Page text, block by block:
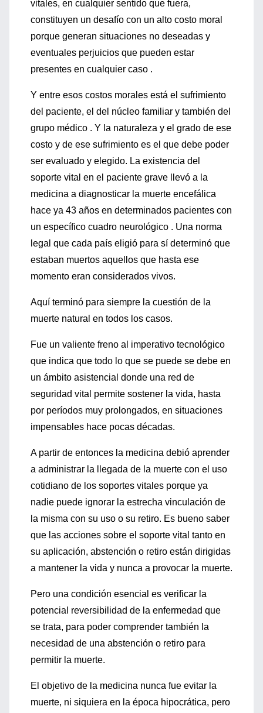
vitales, en cualquier sentido que fuera,
constituyen un desafío con un alto costo moral
porque generan situaciones no deseadas y
eventuales perjuicios que pueden estar
presentes en cualquier caso .
Y entre esos costos morales está el sufrimiento
del paciente, el del núcleo familiar y también del
grupo médico . Y la naturaleza y el grado de ese
costo y de ese sufrimiento es el que debe poder
ser evaluado y elegido. La existencia del
soporte vital en el paciente grave llevó a la
medicina a diagnosticar la muerte encefálica
hace ya 43 años en determinados pacientes con
un específico cuadro neurológico . Una norma
legal que cada país eligió para sí determinó que
estaban muertos aquellos que hasta ese
momento eran considerados vivos.
Aquí terminó para siempre la cuestión de la
muerte natural en todos los casos.
Fue un valiente freno al imperativo tecnológico
que indica que todo lo que se puede se debe en
un ámbito asistencial donde una red de
seguridad vital permite sostener la vida, hasta
por períodos muy prolongados, en situaciones
impensables hace pocas décadas.
A partir de entonces la medicina debió aprender
a administrar la llegada de la muerte con el uso
cotidiano de los soportes vitales porque ya
nadie puede ignorar la estrecha vinculación de
la misma con su uso o su retiro. Es bueno saber
que las acciones sobre el soporte vital tanto en
su aplicación, abstención o retiro están dirigidas
a mantener la vida y nunca a provocar la muerte.
Pero una condición esencial es verificar la
potencial reversibilidad de la enfermedad que
se trata, para poder comprender también la
necesidad de una abstención o retiro para
permitir la muerte.
El objetivo de la medicina nunca fue evitar la
muerte, ni siquiera en la época hipocrática, pero